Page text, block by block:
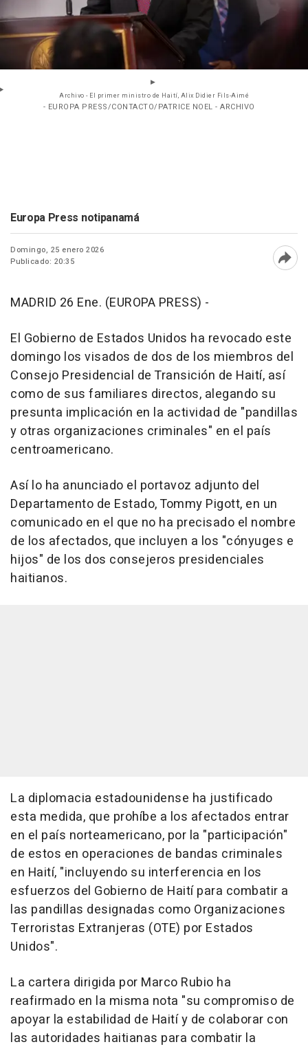
Archivo - El primer ministro de Haití, Alix Didier Fils-Aimé
- EUROPA PRESS/CONTACTO/PATRICE NOEL - ARCHIVO
Europa Press notipanamá
Domingo, 25 enero 2026
Publicado: 20:35
MADRID 26 Ene. (EUROPA PRESS) -
El Gobierno de Estados Unidos ha revocado este
domingo los visados de dos de los miembros del
Consejo Presidencial de Transición de Haití, así
como de sus familiares directos, alegando su
presunta implicación en la actividad de "pandillas
y otras organizaciones criminales" en el país
centroamericano.
Así lo ha anunciado el portavoz adjunto del
Departamento de Estado, Tommy Pigott, en un
comunicado en el que no ha precisado el nombre
de los afectados, que incluyen a los "cónyuges e
hijos" de los dos consejeros presidenciales
haitianos.
La diplomacia estadounidense ha justificado
esta medida, que prohíbe a los afectados entrar
en el país norteamericano, por la "participación"
de estos en operaciones de bandas criminales
en Haití, "incluyendo su interferencia en los
esfuerzos del Gobierno de Haití para combatir a
las pandillas designadas como Organizaciones
Terroristas Extranjeras (OTE) por Estados
Unidos".
La cartera dirigida por Marco Rubio ha
reafirmado en la misma nota "su compromiso de
apoyar la estabilidad de Haití y de colaborar con
las autoridades haitianas para combatir la